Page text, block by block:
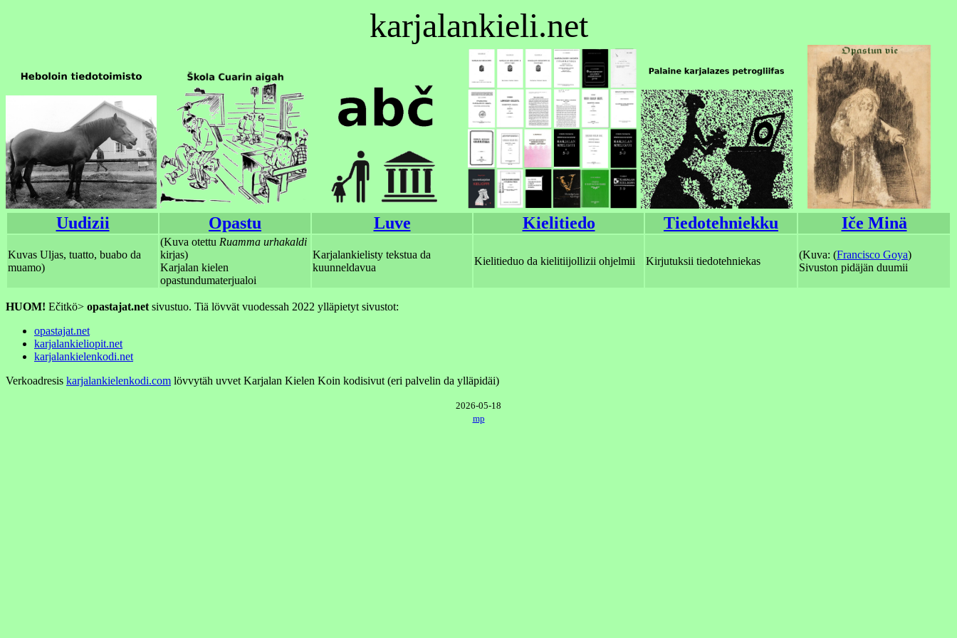
karjalankieli.net
Uudizii Opastu Luve Kielitiedo Tiedotehniekku Iče Minä
Kuvas Uljas, tuatto, buabo da
muamo)
(Kuva otettu Ruamma urhakaldi
kirjas)
Karjalan kielen
opastundumaterjualoi
Karjalankielisty tekstua da
kuunneldavua
Kielitieduo da kielitiijollizii ohjelmii Kirjutuksii tiedotehniekas
(Kuva: (Francisco Goya)
Sivuston pidäjän duumii
HUOM! Ečitkö> opastajat.net sivustuo. Tiä lövvät vuodessah 2022 ylläpietyt sivustot:
opastajat.net
karjalankieliopit.net
karjalankielenkodi.net
Verkoadresis karjalankielenkodi.com lövvytäh uvvet Karjalan Kielen Koin kodisivut (eri palvelin da ylläpidäi)
2026-05-18
mp